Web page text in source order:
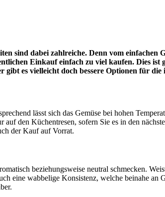
sind dabei zahlreiche. Denn vom
Einkauf einfach zu viel kaufen. Dies ist
es vielleicht doch bessere Optionen für
lässt sich das Gemüse bei hohen
den Küchentresen, sofern Sie es in den
der Kauf auf Vorrat.
beziehungsweise neutral schmecken.
eine wabbelige Konsistenz, welche beinahe an